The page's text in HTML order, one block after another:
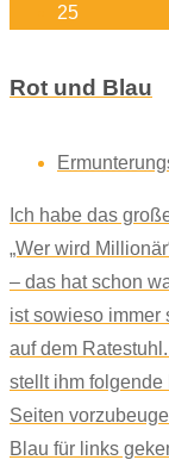
25
Rot und Blau
Ich habe das
„Wer wird
– das hat schon
ist sowieso immer
auf dem
stellt ihm folgende
Seiten
Blau für links